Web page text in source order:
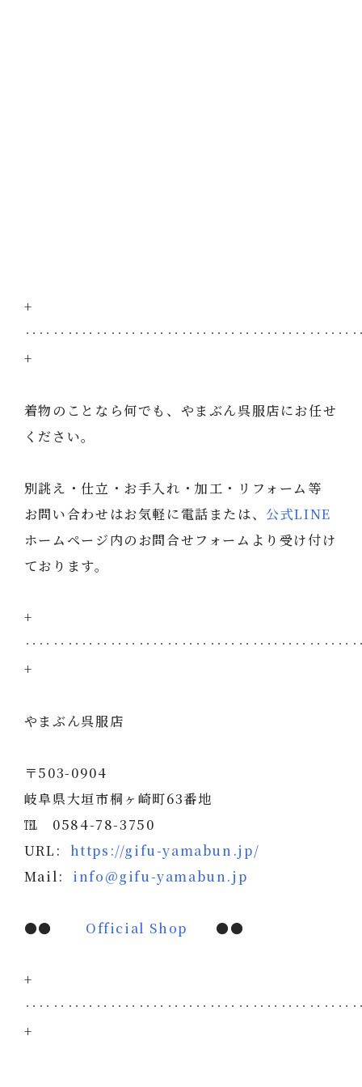
+
+
着物のことなら何でも、やまぶん呉服店にお任せ
ください。
別誂え・仕立・お手入れ・加工・リフォーム等
お問い合わせはお気軽に電話または、 公式LINE
ホームページ内のお問合せフォームより受け付け
ております。
+
+
やまぶん呉服店
〒503-0904
岐阜県大垣市桐ヶ崎町63番地
℡ 0584-78-3750
URL: https://gifu-yamabun.jp/
Mail: info@gifu-yamabun.jp
●● Official Shop ●●
+
+